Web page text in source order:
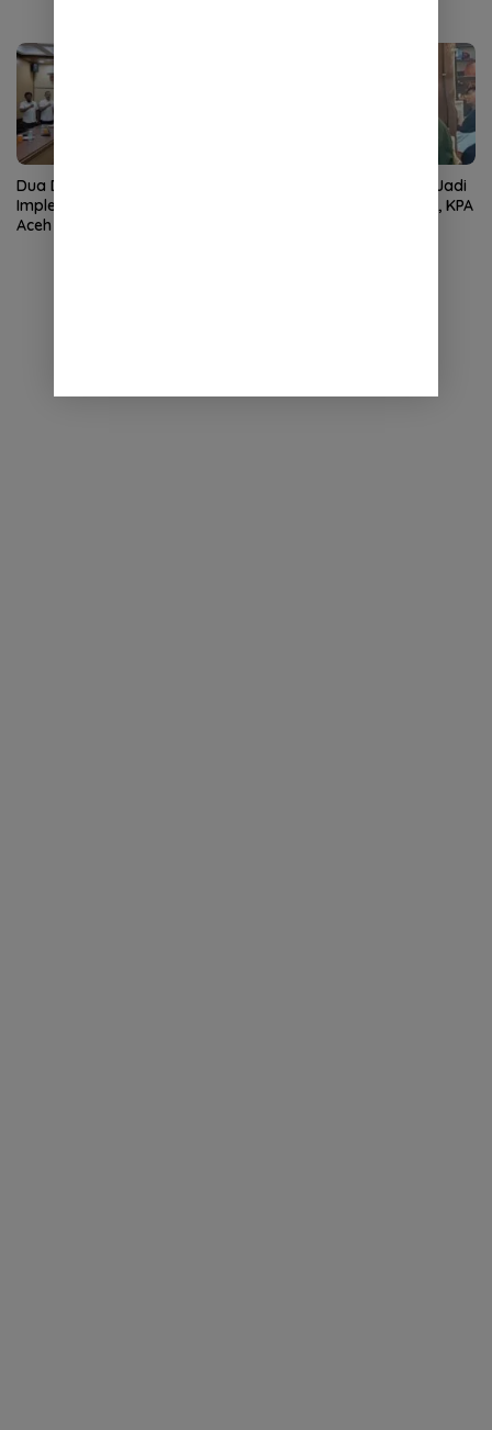
Dua Dekade MoU Helsinki,
Implementasi Kewenangan
Aceh Masih Jadi Tantangan
Wan Malaya Dipercaya Jadi
Pj Ketua PA Nagan Raya, KPA